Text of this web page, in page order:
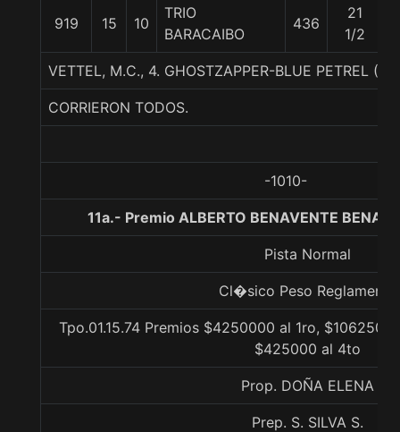
919 15 10
TRIO
BARACAIBO
436
21
1/2
VETTEL, M.C., 4. GHOSTZAPPER-BLUE PETREL
CORRIERON TODOS.
-1010-
11a.- Premio ALBERTO BENAVENTE
Pista Normal
Cl�sico Peso Reglamento
Tpo.01.15.74 Premios $4250000 al 1ro,
$425000 al 4to
Prop. DOÑA ELENA
Prep. S. SILVA S.